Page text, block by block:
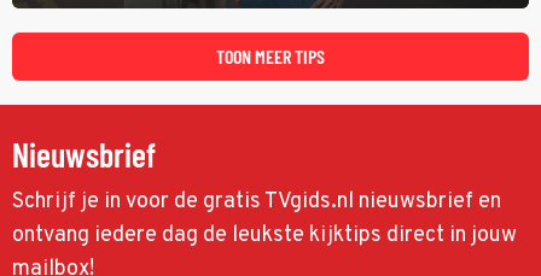
onderlinge finale. Met in deze aflevering onder anderen cabaretiers
Nabil Aoulad Ayad en Annick Boer.
TOON MEER TIPS
Nieuwsbrief
Schrijf je in voor de gratis TVgids.nl nieuwsbrief en
ontvang iedere dag de leukste kijktips direct in jouw
mailbox!